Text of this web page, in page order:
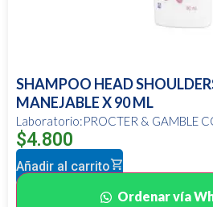
SHAMPOO HEAD
MANEJABLE X 90 ML
Laboratorio:PROCTER & GAMBLE
$4.800
Añadir al carrito
Ordenar vía